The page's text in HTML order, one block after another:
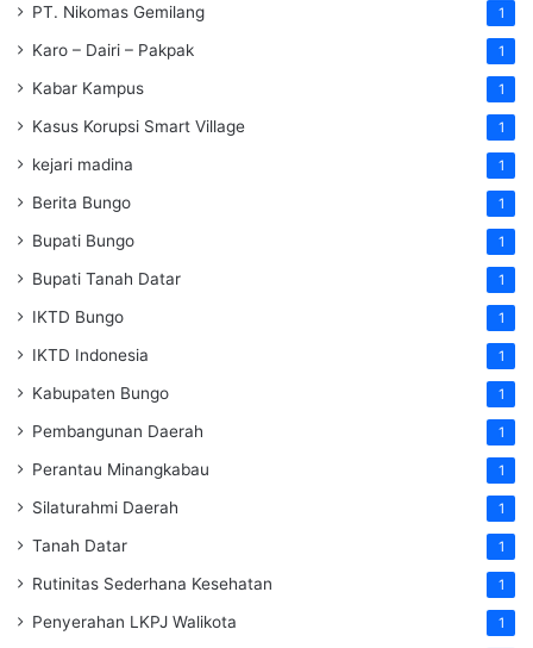
PT. Nikomas Gemilang 1
Karo – Dairi – Pakpak 1
Kabar Kampus 1
Kasus Korupsi Smart Village 1
kejari madina 1
Berita Bungo 1
Bupati Bungo 1
Bupati Tanah Datar 1
IKTD Bungo 1
IKTD Indonesia 1
Kabupaten Bungo 1
Pembangunan Daerah 1
Perantau Minangkabau 1
Silaturahmi Daerah 1
Tanah Datar 1
Rutinitas Sederhana Kesehatan 1
Penyerahan LKPJ Walikota 1